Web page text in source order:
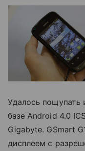
Удалось пощупать
базе Android 4.0
Gigabyte. GSmart
дисплеем с